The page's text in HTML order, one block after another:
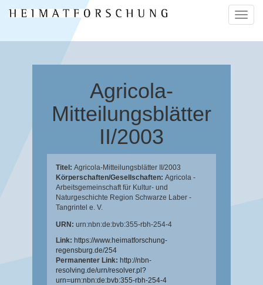
ein-/
Agricola-
Mitteilungsblätter
II/2003
Titel: Agricola-Mitteilungsblätter II/2003
Körperschaften/Gesellschaften: Agricola -
Arbeitsgemeinschaft für Kultur- und
Naturgeschichte Region Schwarze Laber -
Tangrintel e. V.
URN: urn:nbn:de:bvb:355-rbh-254-4
Link: https://www.heimatforschung-
regensburg.de/254
Permanenter Link: http://nbn-
resolving.de/urn/resolver.pl?
urn=urn:nbn:de:bvb:355-rbh-254-4